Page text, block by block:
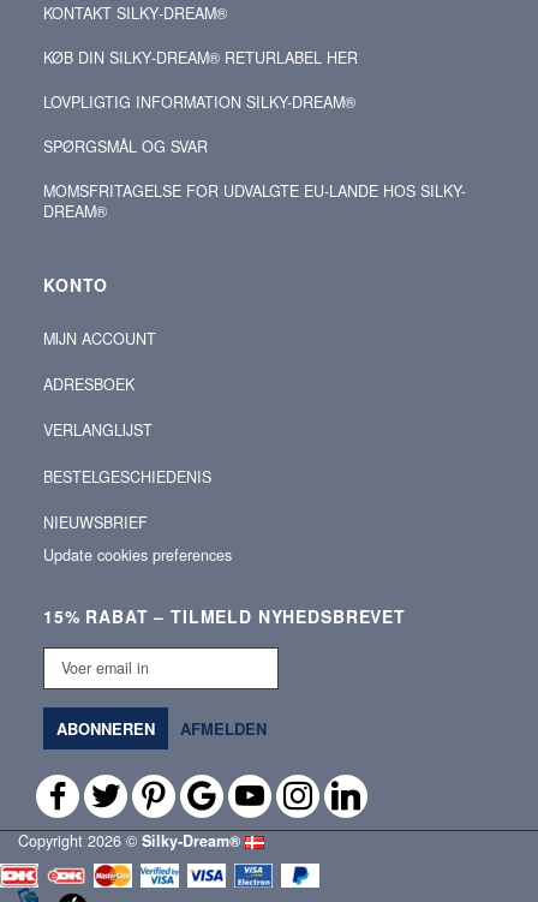
KONTAKT SILKY‑DREAM®
KØB DIN SILKY‑DREAM® RETURLABEL HER
LOVPLIGTIG INFORMATION SILKY-DREAM®
SPØRGSMÅL OG SVAR
MOMSFRITAGELSE FOR UDVALGTE EU-LANDE HOS SILKY-
DREAM®
KONTO
MIJN ACCOUNT
ADRESBOEK
VERLANGLIJST
BESTELGESCHIEDENIS
NIEUWSBRIEF
Update cookies preferences
15% RABAT – TILMELD NYHEDSBREVET
Voer
email
in
ABONNEREN AFMELDEN
Copyright 2026 © Silky‑Dream®